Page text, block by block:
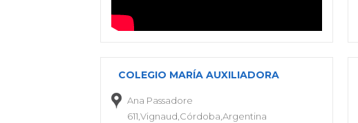
COLEGIO MARÍA AUXILIADORA
Ana Passadore
611,Vignaud,Córdoba,Argentina